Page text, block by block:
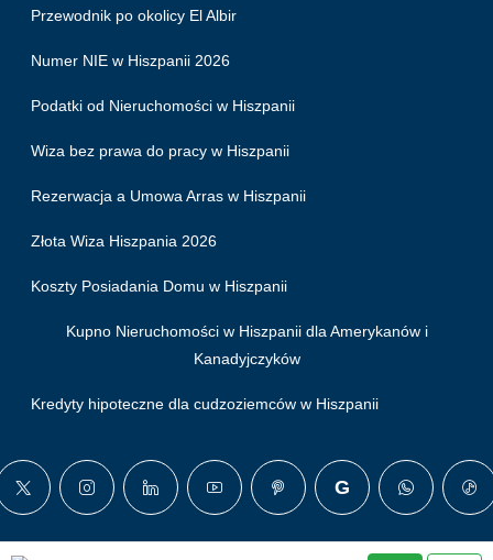
Przewodnik po okolicy El Albir
Numer NIE w Hiszpanii 2026
Podatki od Nieruchomości w Hiszpanii
Wiza bez prawa do pracy w Hiszpanii
Rezerwacja a Umowa Arras w Hiszpanii
Złota Wiza Hiszpania 2026
Koszty Posiadania Domu w Hiszpanii
Kupno Nieruchomości w Hiszpanii dla Amerykanów i
Kanadyjczyków
Kredyty hipoteczne dla cudzoziemców w Hiszpanii